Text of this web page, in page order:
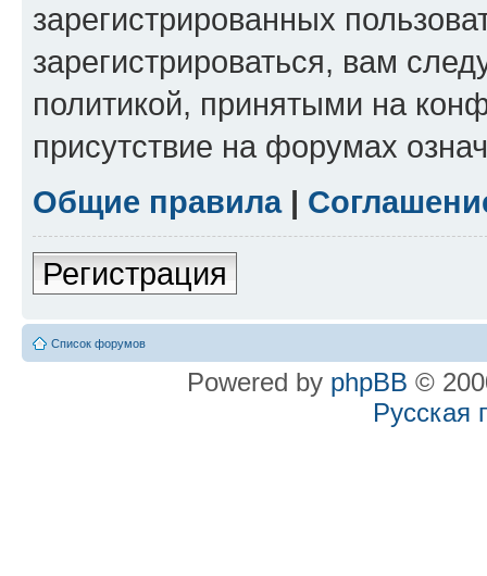
зарегистрированных
зарегистрироваться, вам
политикой, принятыми на
присутствие на форумах
Общие правила|
Регистрация
Список форумов
Powered by phpBB ©
Русская